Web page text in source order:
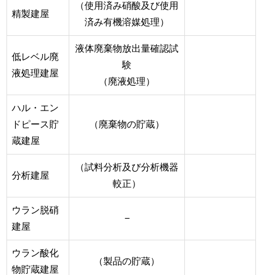
精製建屋
（使用済み硝酸及び使用
済み有機溶媒処理）
低レベル廃
液処理建屋
液体廃棄物放出量確認試
験
（廃液処理）
ハル・エン
ドピース貯
蔵建屋
（廃棄物の貯蔵）
分析建屋
（試料分析及び分析機器
較正）
ウラン脱硝
建屋
−
ウラン酸化
物貯蔵建屋
（製品の貯蔵）